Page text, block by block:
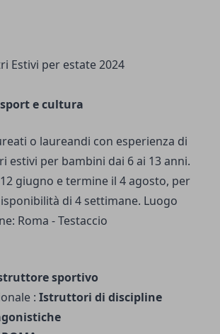
Estivi per estate 2024
sport e cultura
o laureandi con esperienza di
estivi per bambini dai 6 ai 13 anni.
giugno e termine il 4 agosto, per
di 4 settimane. Luogo
Roma - Testaccio
sportivo
: Istruttori di discipline